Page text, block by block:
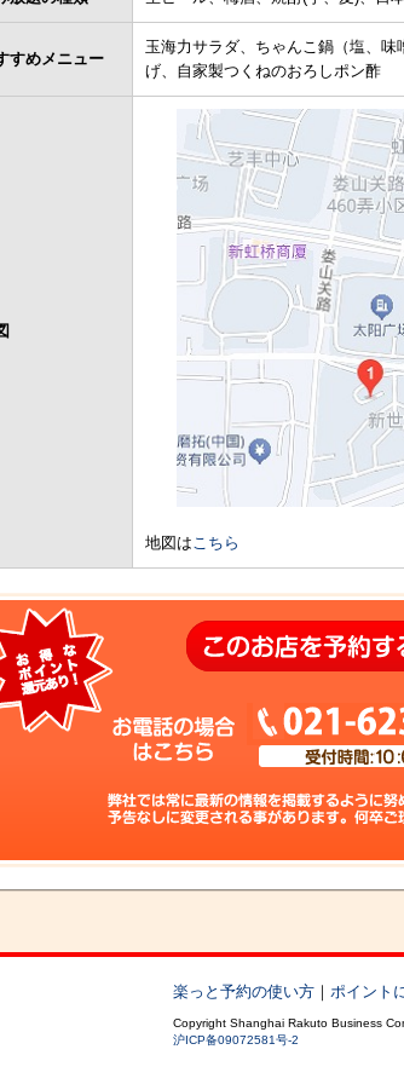
すめメニュー
玉海力サラダ、ちゃんこ鍋（塩、
げ、自家製つくねのおろしポン酢
地図はこちら
楽っと予約の使い方 ｜ ポイント
Copyright Shanghai Rakuto Business
沪ICP备09072581号-2